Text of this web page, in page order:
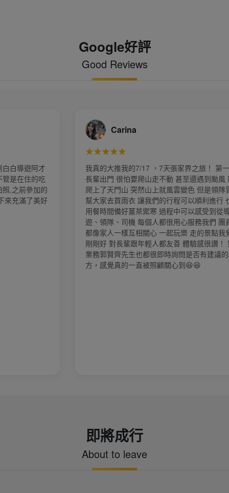
Google好評
Good Reviews
的大推我的7/17 ，7天張家界之旅！ 第一次帶
出門 很怕要爬山走不動 甚至還遇到颱風 順利
了天門山 突然山上就風雲變色 但是領隊冒雨
家去買雨衣 讓我們的行程可以順利進行 也在
時間備好薑茶禦寒 過程中可以感受到從導
領隊、司機 每個人都很用心服務我們 團員們
家人一樣互相關心 一起玩樂 走的景點我覺得
好 對長輩跟年輕人都友善 體驗感很讚！ 對接
郭賢齊先生也都很即時詢問是否有建議的地
感覺真的一直被照顧關心到😆😆
第一次到訪
的安排 我們
安排妥當，
美麗，下次
即將成行
About to leave